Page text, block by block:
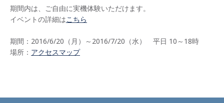
期間内は、ご自由に実機体験いただけます。
イベントの詳細はこちら
期間：2016/6/20（月）～2016/7/20（水） 平日 10～18時
場所： アクセスマップ